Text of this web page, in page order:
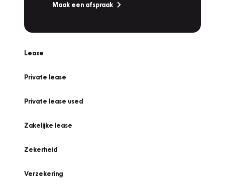
Maak een afspraak
Lease
Private lease
Private lease used
Zakelijke lease
Zekerheid
Verzekering